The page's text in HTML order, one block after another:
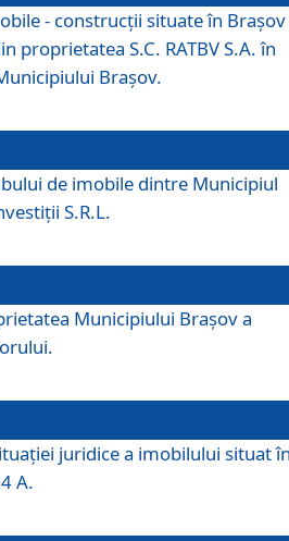
- construcții situate în Brașov
proprietatea S.C. RATBV S.A. în
Brașov.
de imobile dintre Municipiul
S.R.L.
Municipiului Braşov a
juridice a imobilului situat
A.